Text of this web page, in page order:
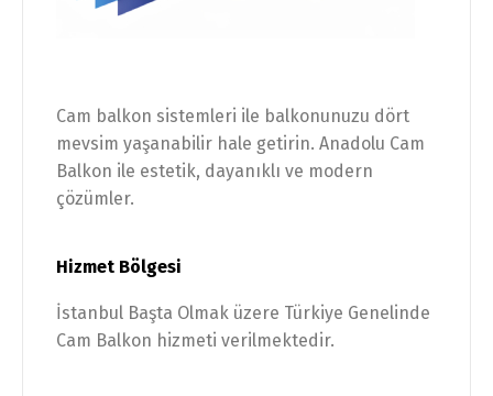
Cam balkon sistemleri ile balkonunuzu dört
mevsim yaşanabilir hale getirin. Anadolu Cam
Balkon ile estetik, dayanıklı ve modern
çözümler.
Hizmet Bölgesi
İstanbul Başta Olmak üzere Türkiye Genelinde
Cam Balkon hizmeti verilmektedir.